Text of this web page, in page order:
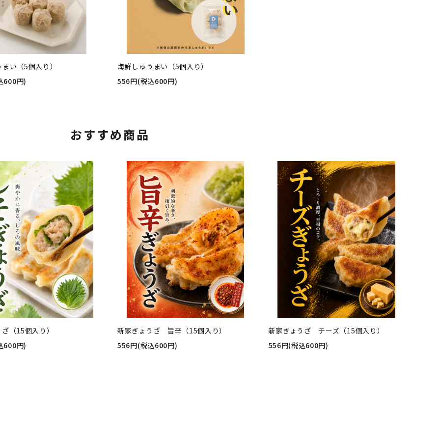
い（5個入り）
600円)
海鮮しゅうまい（5個入り）
556円(税込600円)
おすすめ商品
（15個入り）
600円)
新家ぎょうざ 旨辛（15個入り）
556円(税込600円)
新家ぎょうざ チーズ（15個入り）
556円(税込600円)